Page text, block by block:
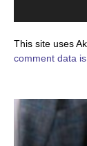
This site uses
comment data